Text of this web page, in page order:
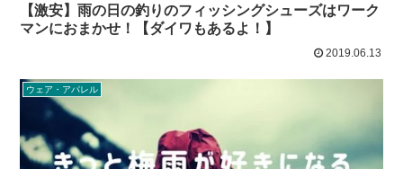
【激安】雨の日の釣りのフィッシングシューズはワーク
マンにおまかせ！【ダイワもあるよ！】
2019.06.13
ウェア・アパレル